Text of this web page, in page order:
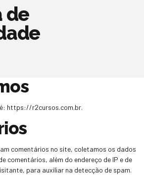
de
https://r2cursos.com.br.
comentários no site, coletamos os dados
comentários, além do endereço de IP e de
para auxiliar na detecção de spam.